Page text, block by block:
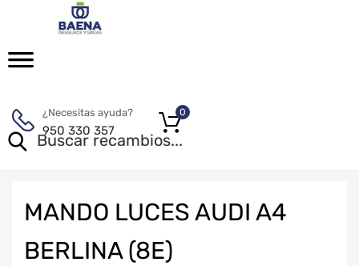
¿Necesitas ayuda?
950 330 357
0
MANDO LUCES AUDI A4
BERLINA (8E)